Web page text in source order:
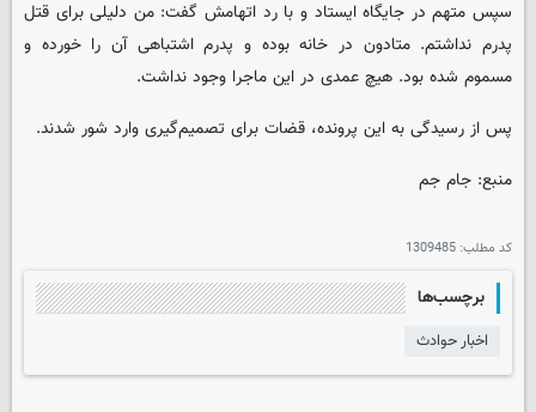
سپس متهم در جایگاه ایستاد و با رد اتهامش گفت: من دلیلی برای قتل
پدرم نداشتم. متادون در خانه بوده و پدرم اشتباهی آن را خورده و
مسموم شده بود. هیچ عمدی در این ماجرا وجود نداشت.
پس از رسیدگی به این پرونده، قضات برای تصمیم‌گیری وارد شور شدند.
منبع: جام جم
کد مطلب: 1309485
برچسب‌ها
اخبار حوادث